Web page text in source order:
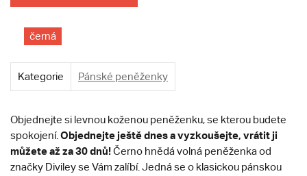
černá
Kategorie Pánské peněženky
Objednejte si levnou koženou peněženku, se kterou budete
spokojení. Objednejte ještě dnes a vyzkoušejte, vrátit ji
můžete až za 30 dnů!Černo hnědá volná peněženka od
značky Diviley se Vám zalíbí. Jedná se o klasickou pánskou